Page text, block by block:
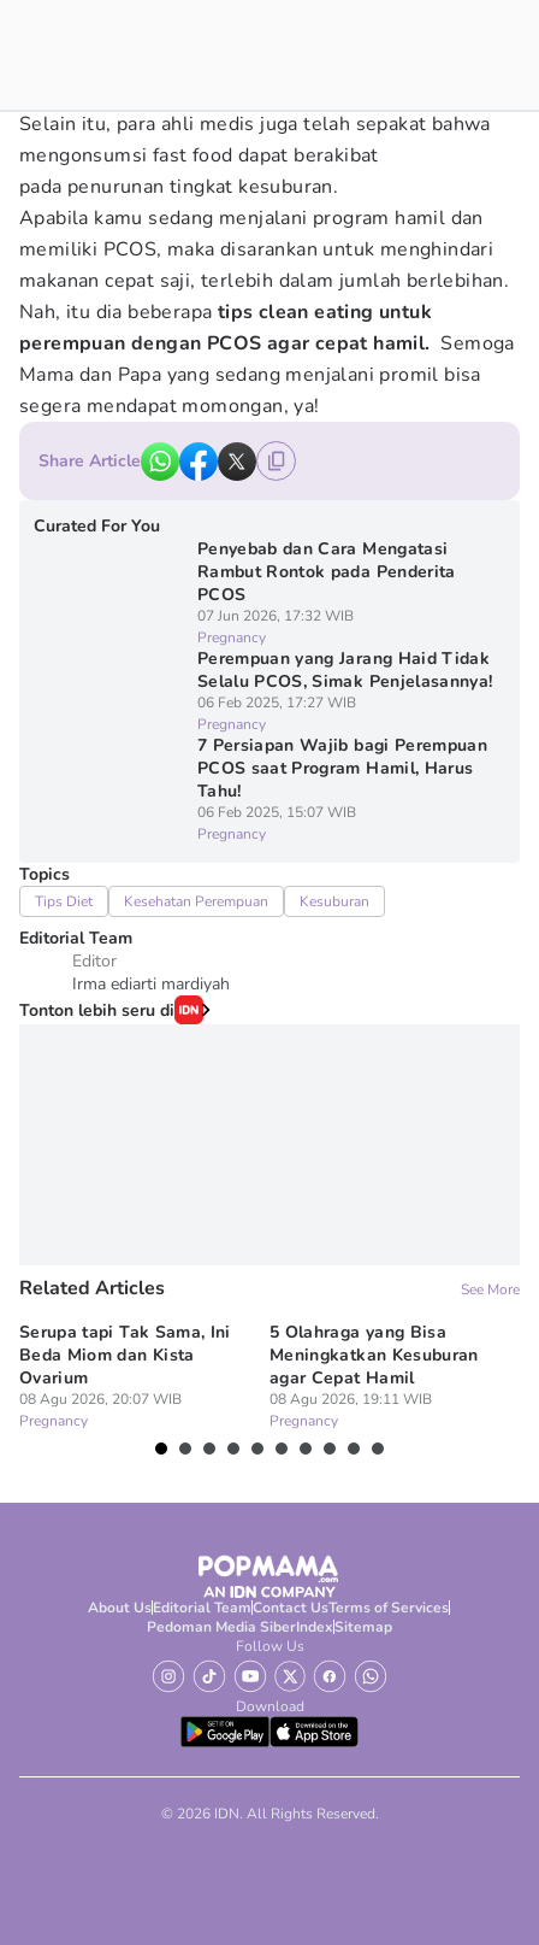
Selain itu, para ahli medis juga telah sepakat bahwa
mengonsumsi fast food dapat berakibat
pada penurunan tingkat kesuburan.
Apabila kamu sedang menjalani program hamil dan
memiliki PCOS, maka disarankan untuk menghindari
makanan cepat saji, terlebih dalam jumlah berlebihan.
Nah, itu dia beberapa tips clean eating untuk
perempuan dengan PCOS agar cepat hamil. Semoga
Mama dan Papa yang sedang menjalani promil bisa
segera mendapat momongan, ya!
Share Article
Curated For You
Penyebab dan Cara Mengatasi
Rambut Rontok pada Penderita
PCOS
07 Jun 2026, 17:32 WIB
Pregnancy
Perempuan yang Jarang Haid Tidak
Selalu PCOS, Simak Penjelasannya!
06 Feb 2025, 17:27 WIB
Pregnancy
7 Persiapan Wajib bagi Perempuan
PCOS saat Program Hamil, Harus
Tahu!
06 Feb 2025, 15:07 WIB
Pregnancy
Topics
Tips Diet Kesehatan Perempuan Kesuburan
Editorial Team
Editor
Irma ediarti mardiyah
Tonton lebih seru di
Related Articles See More
Serupa tapi Tak Sama, Ini
Beda Miom dan Kista
Ovarium
08 Agu 2026, 20:07 WIB
Pregnancy
5 Olahraga yang Bisa
Meningkatkan Kesuburan
agar Cepat Hamil
08 Agu 2026, 19:11 WIB
Pregnancy
About UsEditorial TeamContact UsTerms of Services
Pedoman Media SiberIndexSitemap
Follow Us
Download
© 2026 IDN. All Rights Reserved.